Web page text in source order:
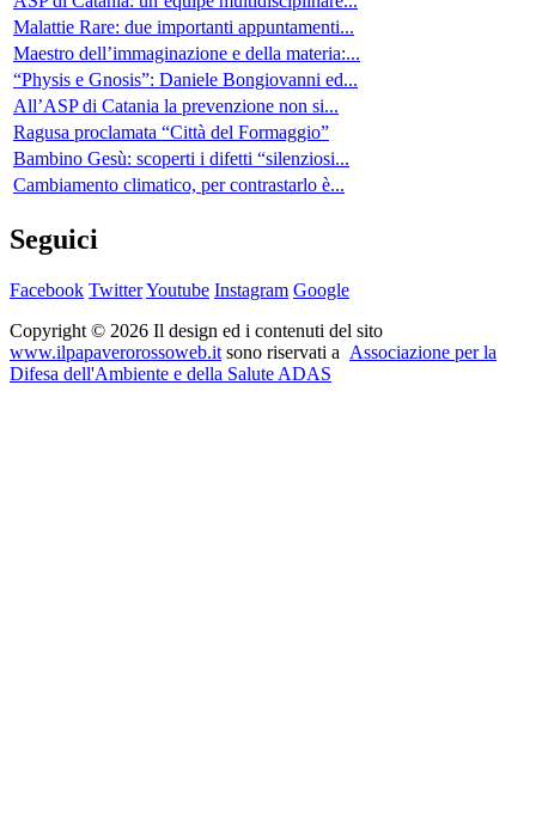
Malattie Rare: due importanti appuntamenti...
Maestro dell’immaginazione e della materia:...
“Physis e Gnosis”: Daniele Bongiovanni ed...
All’ASP di Catania la prevenzione non si...
Ragusa proclamata “Città del Formaggio”
Bambino Gesù: scoperti i difetti “silenziosi...
Cambiamento climatico, per contrastarlo è...
Seguici
Facebook TwitterYoutube Instagram Google
Copyright © 2026 Il design ed i contenuti del sito
www.ilpapaverorossoweb.it sono riservati a Associazione per la
Difesa dell'Ambiente e della Salute ADAS